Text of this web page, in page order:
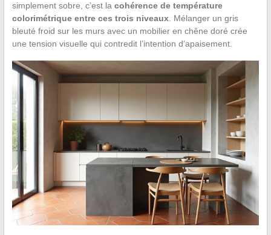
simplement sobre, c’est la cohérence de température
colorimétrique entre ces trois niveaux. Mélanger un gris
bleuté froid sur les murs avec un mobilier en chêne doré crée
une tension visuelle qui contredit l’intention d’apaisement.